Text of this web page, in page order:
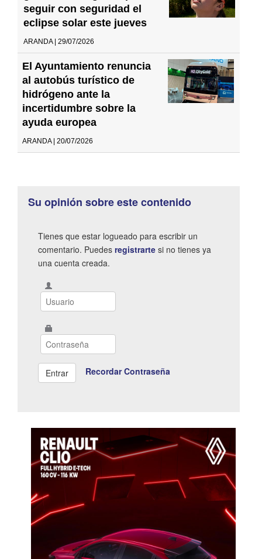
seguir con seguridad el
eclipse solar este jueves
ARANDA | 29/07/2026
El Ayuntamiento renuncia
al autobús turístico de
hidrógeno ante la
incertidumbre sobre la
ayuda europea
ARANDA | 20/07/2026
Su opinión sobre este contenido
Tienes que estar logueado para escribir un
comentario. Puedes registrarte si no tienes ya
una cuenta creada.
Recordar Contraseña